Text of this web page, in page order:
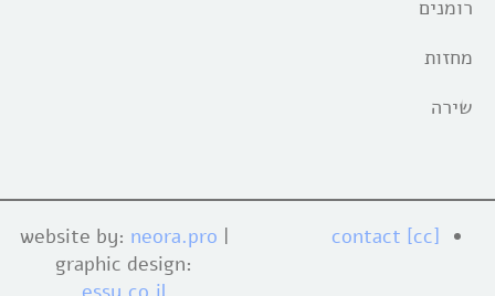
רומנים
מחזות
שירה
[cc] contact
website by: neora.pro |
graphic design: